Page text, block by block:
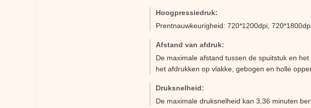
Hoogpressiedruk:
Prentnauwkeurigheid: 720*1200dpi,
Afstand van afdruk:
De maximale afstand tussen de spuitstuk en
het afdrukken op vlakke, gebogen en holle
Druksnelheid:
De maximale druksnelheid kan 3,36 minuten